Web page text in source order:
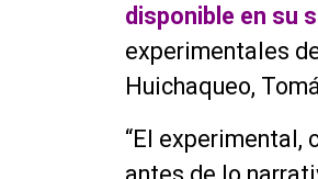
disponible en su
experimentales
Huichaqueo,
“El experimental,